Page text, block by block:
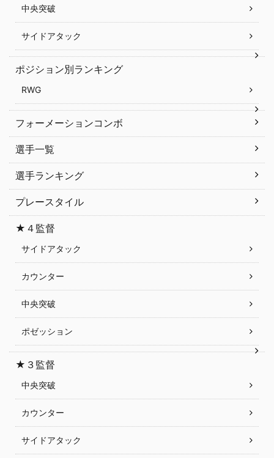
中央突破
サイドアタック
ポジション別ランキング
RWG
フォーメーションコンボ
選手一覧
選手ランキング
プレースタイル
★４監督
サイドアタック
カウンター
中央突破
ポゼッション
★３監督
中央突破
カウンター
サイドアタック